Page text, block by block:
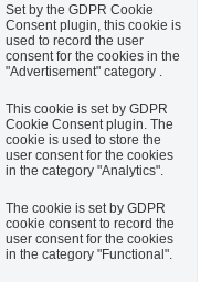
Set by the GDPR Cookie
Consent plugin, this cookie is
used to record the user
consent for the cookies in the
"Advertisement" category .
This cookie is set by GDPR
Cookie Consent plugin. The
cookie is used to store the
user consent for the cookies
in the category "Analytics".
The cookie is set by GDPR
cookie consent to record the
user consent for the cookies
in the category "Functional".